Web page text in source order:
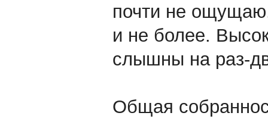
почти не ощущаю.
и не более.
слышны на раз-
Общая